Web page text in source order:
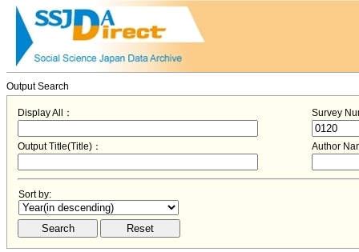
Output Search
Display All： Survey
Output Title(Title)： Author
Sort by: